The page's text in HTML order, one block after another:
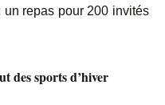
repas pour 200 invités
des sports d’hiver